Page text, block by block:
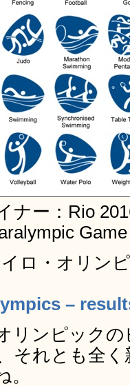
ナー：Rio
Game
ロ・オリン
–
リンピック
それとも全